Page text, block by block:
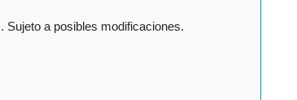
Sujeto a posibles modificaciones.